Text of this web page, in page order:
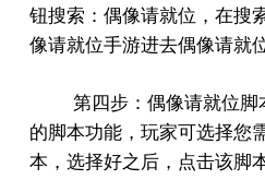
钮搜索：偶像请就位，在搜
像请就位手游进去偶像请就
第四步：偶像请就位
的脚本功能，玩家可选择您
本，选择好之后，点击该脚